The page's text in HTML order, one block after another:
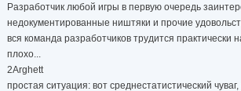
Разработчик любой игры в первую очередь
недокументированные ништяки и прочие
вся команда разработчиков трудится практически
плохо...
2Arghett
простая ситуация: вот среднестатистический